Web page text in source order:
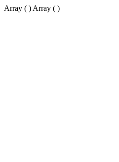
Array ( ) Array ( )